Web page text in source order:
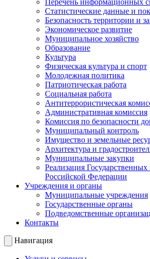
Перечень информационных
Статистические данные и
Безопасность территории и
Экономическое развитие
Муниципальное хозяйство
Образование
Культура
Физическая культура и спорт
Молодежная политика
Патриотическая работа
Социальная работа
Антитеррористическая
Административная комиссия
Комиссия по безопасности
Муниципальный контроль
Имущество и земельные
Архитектура и
Муниципальные закупки
Реализация
Российской Федерации
Учреждения и органы
Муниципальные учреждения
Государственные органы
Подведомственные
Контакты
Навигация